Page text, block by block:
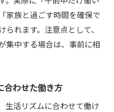
家族と過ごす時間を確保で
れます。注意点として、
集中する場合は、事前に相
合わせた働き方
生活リズムに合わせて働け